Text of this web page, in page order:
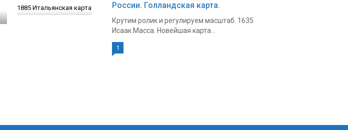
1885 Итальянская карта
России. Голландская карта.
Крутим ролик и регулируем масштаб. 1635
Исаак Масса. Новейшая карта...
1